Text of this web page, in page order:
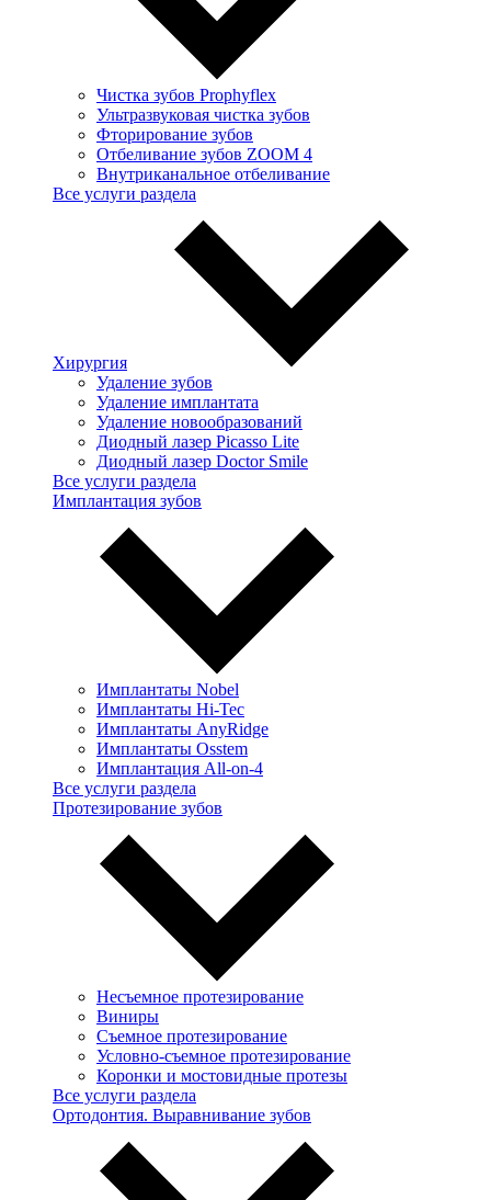
Чистка зубов Prophyflex
Ультразвуковая чистка зубов
Фторирование зубов
Отбеливание зубов ZOOM 4
Внутриканальное отбеливание
Все услуги раздела
Хирургия
Удаление зубов
Удаление имплантата
Удаление новообразований
Диодный лазер Picasso Lite
Диодный лазер Doctor Smile
Все услуги раздела
Имплантация зубов
Имплантаты Nobel
Имплантаты Hi-Tec
Имплантаты AnyRidge
Имплантаты Osstem
Имплантация All-on-4
Все услуги раздела
Протезирование зубов
Несъемное протезирование
Виниры
Съемное протезирование
Условно-съемное протезирование
Коронки и мостовидные протезы
Все услуги раздела
Ортодонтия. Выравнивание зубов